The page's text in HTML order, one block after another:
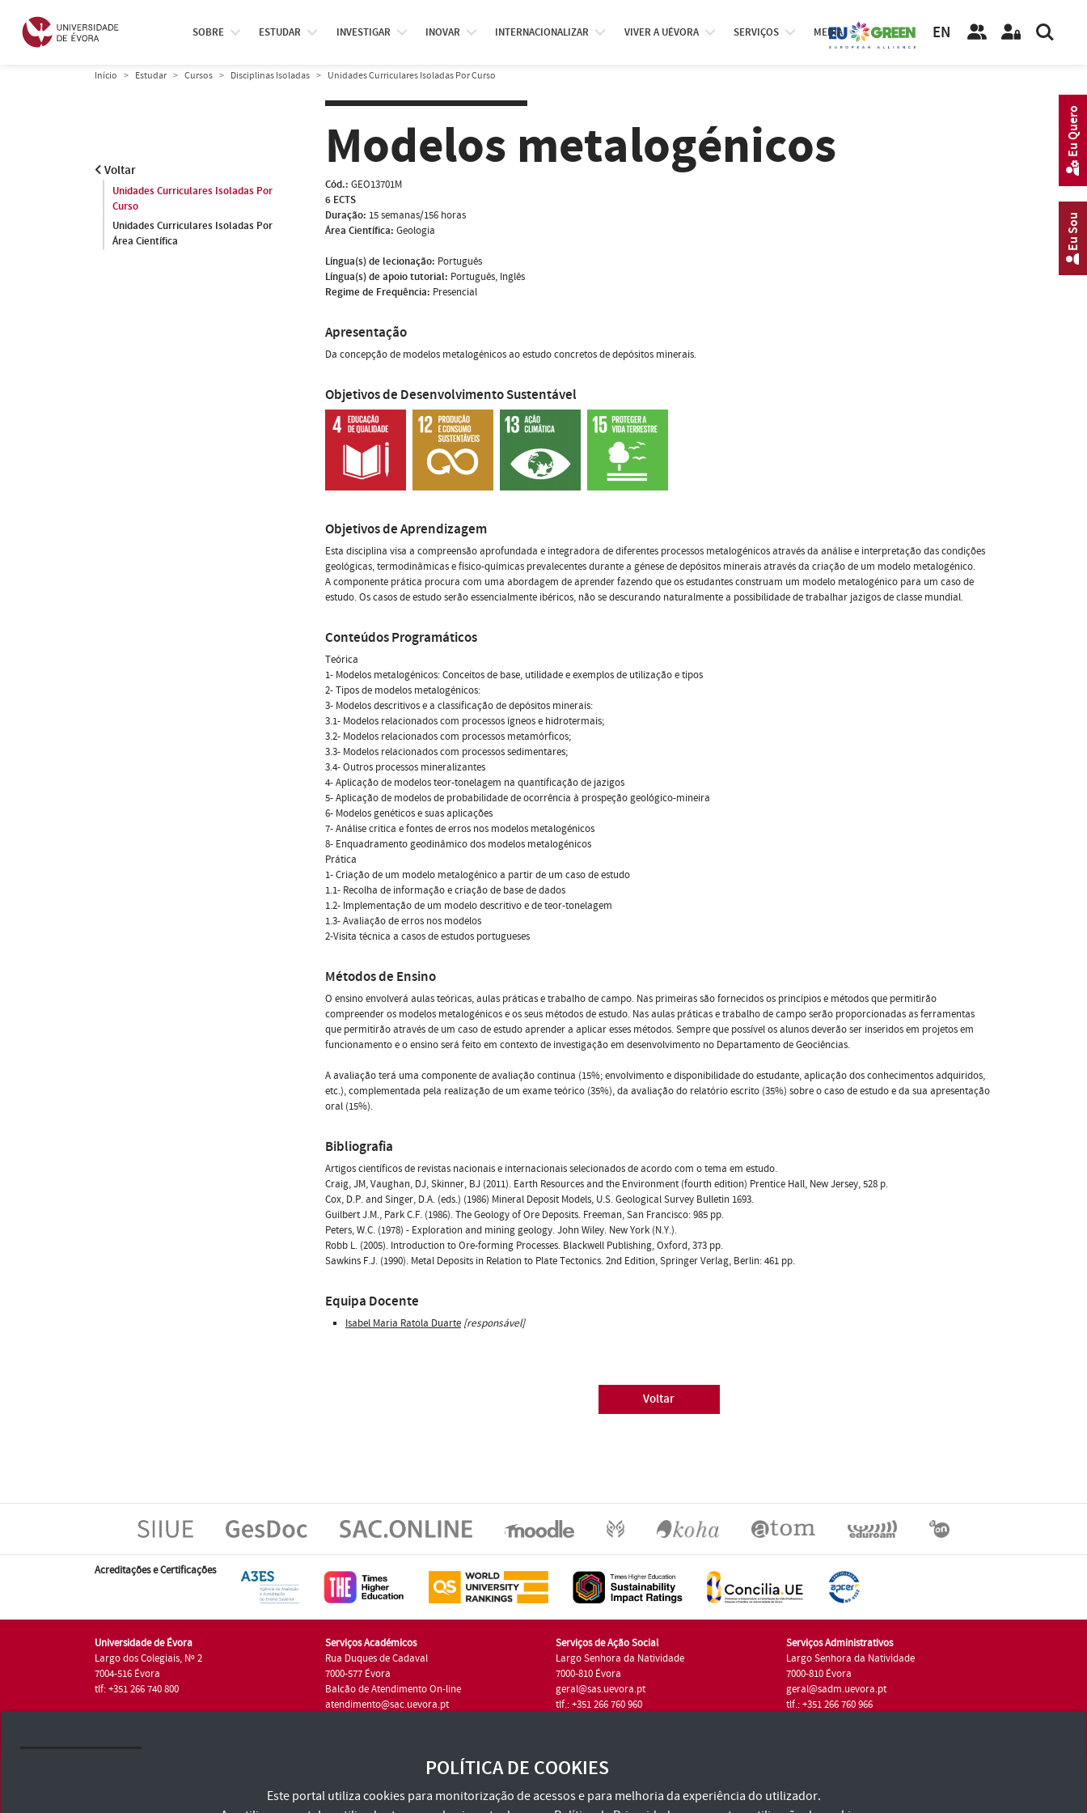
SOBRE ESTUDAR INVESTIGAR INOVAR INTERNACIONALIZAR VIVER A UÉVORA SERVIÇOS MEDIA EN
Início Estudar Cursos Disciplinas Isoladas Unidades Curriculares Isoladas Por Curso
Voltar
Unidades Curriculares Isoladas Por
Curso
Unidades Curriculares Isoladas Por
Área Científica
Modelos metalogénicos
Cód.: GEO13701M
6 ECTS
Duração: 15 semanas/156 horas
Área Científica: Geologia
Língua(s) de lecionação: Português
Língua(s) de apoio tutorial: Português, Inglês
Regime de Frequência: Presencial
Apresentação
Da concepção de modelos metalogénicos ao estudo concretos de depósitos minerais.
Objetivos de Desenvolvimento Sustentável
Objetivos de Aprendizagem
Esta disciplina visa a compreensão aprofundada e integradora de diferentes processos metalogénicos através da análise e interpretação das condições
geológicas, termodinâmicas e físico-químicas prevalecentes durante a génese de depósitos minerais através da criação de um modelo metalogénico.
A componente prática procura com uma abordagem de aprender fazendo que os estudantes construam um modelo metalogénico para um caso de
estudo. Os casos de estudo serão essencialmente ibéricos, não se descurando naturalmente a possibilidade de trabalhar jazigos de classe mundial.
Conteúdos Programáticos
Teórica
1- Modelos metalogénicos: Conceitos de base, utilidade e exemplos de utilização e tipos
2- Tipos de modelos metalogénicos:
3- Modelos descritivos e a classificação de depósitos minerais:
3.1- Modelos relacionados com processos ígneos e hidrotermais;
3.2- Modelos relacionados com processos metamórficos;
3.3- Modelos relacionados com processos sedimentares;
3.4- Outros processos mineralizantes
4- Aplicação de modelos teor-tonelagem na quantificação de jazigos
5- Aplicação de modelos de probabilidade de ocorrência à prospeção geológico-mineira
6- Modelos genéticos e suas aplicações
7- Análise critica e fontes de erros nos modelos metalogénicos
8- Enquadramento geodinâmico dos modelos metalogénicos
Prática
1- Criação de um modelo metalogénico a partir de um caso de estudo
1.1- Recolha de informação e criação de base de dados
1.2- Implementação de um modelo descritivo e de teor-tonelagem
1.3- Avaliação de erros nos modelos
2-Visita técnica a casos de estudos portugueses
Métodos de Ensino
O ensino envolverá aulas teóricas, aulas práticas e trabalho de campo. Nas primeiras são fornecidos os princípios e métodos que permitirão
compreender os modelos metalogénicos e os seus métodos de estudo. Nas aulas práticas e trabalho de campo serão proporcionadas as ferramentas
que permitirão através de um caso de estudo aprender a aplicar esses métodos. Sempre que possível os alunos deverão ser inseridos em projetos em
funcionamento e o ensino será feito em contexto de investigação em desenvolvimento no Departamento de Geociências.
A avaliação terá uma componente de avaliação continua (15%; envolvimento e disponibilidade do estudante, aplicação dos conhecimentos adquiridos,
etc.), complementada pela realização de um exame teórico (35%), da avaliação do relatório escrito (35%) sobre o caso de estudo e da sua apresentação
oral (15%).
Bibliografia
Artigos científicos de revistas nacionais e internacionais selecionados de acordo com o tema em estudo.
Craig, JM, Vaughan, DJ, Skinner, BJ (2011). Earth Resources and the Environment (fourth edition) Prentice Hall, New Jersey, 528 p.
Cox, D.P. and Singer, D.A. (eds.) (1986) Mineral Deposit Models, U.S. Geological Survey Bulletin 1693.
Guilbert J.M., Park C.F. (1986). The Geology of Ore Deposits. Freeman, San Francisco: 985 pp.
Peters, W.C. (1978) - Exploration and mining geology. John Wiley. New York (N.Y.).
Robb L. (2005). Introduction to Ore-forming Processes. Blackwell Publishing, Oxford, 373 pp.
Sawkins F.J. (1990). Metal Deposits in Relation to Plate Tectonics. 2nd Edition, Springer Verlag, Berlin: 461 pp.
Equipa Docente
Isabel Maria Ratola Duarte [responsável]
Voltar
Acreditações e Certificações
Universidade de Évora
Largo dos Colegiais, Nº 2
7004-516 Évora
tlf: +351 266 740 800
Serviços Académicos
Rua Duques de Cadaval
7000-577 Évora
Balcão de Atendimento On-line
atendimento@sac.uevora.pt
Serviços de Ação Social
Largo Senhora da Natividade
7000-810 Évora
geral@sas.uevora.pt
tlf.: +351 266 760 960
Serviços Administrativos
Largo Senhora da Natividade
7000-810 Évora
geral@sadm.uevora.pt
tlf.: +351 266 760 966
Consulte os Termos e Condições e Política de Privacidade
Eu Sou
Eu Quero
POLÍTICA DE COOKIES
Este portal utiliza cookies para monitorização de acessos e para melhoria da experiência do utilizador.